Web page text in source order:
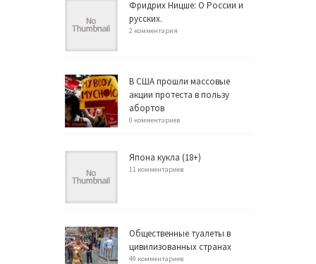
Фридрих Ницше: О России и
русских.
2 комментария
В США прошли массовые
акции протеста в пользу
абортов
0 комментариев
Япона кукла (18+)
11 комментариев
Общественные туалеты в
цивилизованных странах
49 комментариев